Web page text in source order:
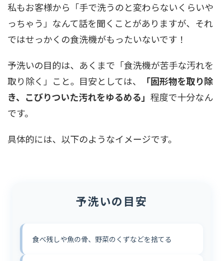
私もお客様から「手で洗うのと変わらないくらいや
っちゃう」なんて話を聞くことがありますが、それ
ではせっかくの食洗機がもったいないです！
予洗いの目的は、あくまで「食洗機が苦手な汚れを
取り除く」こと。目安としては、
「固形物を取り除
き、こびりついた汚れをゆるめる」 程度で十分なん
です。
具体的には、以下のようなイメージです。
予洗いの目安
食べ残しや魚の骨、野菜のくずなどを捨てる